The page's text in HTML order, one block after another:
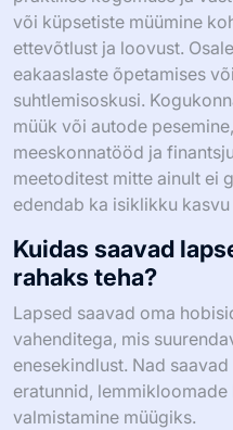
või küpsetiste müümine
ettevõtlust ja loovust.
eakaaslaste õpetamises
suhtlemisoskusi.
müük või autode
meeskonnatööd ja
meetoditest mitte ainult ei
edendab ka isiklikku
Kuidas saavad
rahaks teha?
Lapsed saavad oma
vahenditega, mis
enesekindlust. Nad
eratunnid,
valmistamine müügiks.